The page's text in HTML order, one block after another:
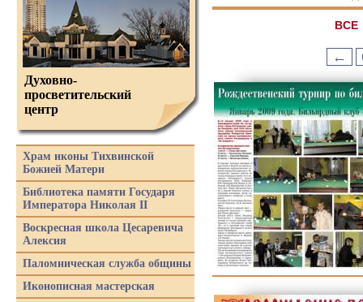
ВCE
←
Духовно-
просветительский
центр
Храм иконы Тихвинской
Божией Матери
Библиотека памяти Государя
Императора Николая II
Воскресная школа Цесаревича
Алексия
Паломническая служба общины
Иконописная мастерская